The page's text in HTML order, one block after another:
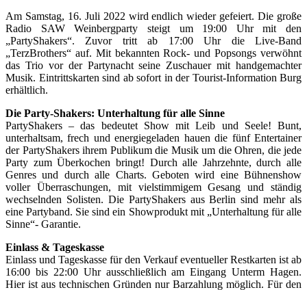
Am Samstag, 16. Juli 2022 wird endlich wieder gefeiert. Die große
Radio SAW Weinbergparty steigt um 19:00 Uhr mit den
„PartyShakers“. Zuvor tritt ab 17:00 Uhr die Live-Band
„TerzBrothers“ auf. Mit bekannten Rock- und Popsongs verwöhnt
das Trio vor der Partynacht seine Zuschauer mit handgemachter
Musik. Eintrittskarten sind ab sofort in der Tourist-Information Burg
erhältlich.
Die Party-Shakers: Unterhaltung für alle Sinne
PartyShakers – das bedeutet Show mit Leib und Seele! Bunt,
unterhaltsam, frech und energiegeladen hauen die fünf Entertainer
der PartyShakers ihrem Publikum die Musik um die Ohren, die jede
Party zum Überkochen bringt! Durch alle Jahrzehnte, durch alle
Genres und durch alle Charts. Geboten wird eine Bühnenshow
voller Überraschungen, mit vielstimmigem Gesang und ständig
wechselnden Solisten. Die PartyShakers aus Berlin sind mehr als
eine Partyband. Sie sind ein Showprodukt mit „Unterhaltung für alle
Sinne“- Garantie.
Einlass & Tageskasse
Einlass und Tageskasse für den Verkauf eventueller Restkarten ist ab
16:00 bis 22:00 Uhr ausschließlich am Eingang Unterm Hagen.
Hier ist aus technischen Gründen nur Barzahlung möglich. Für den